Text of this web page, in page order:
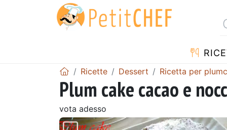
Ricette Dessert Ricetta per
Plum cake cacao e
vota adesso